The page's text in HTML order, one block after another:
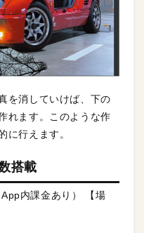
を消していけば、下の
れます。このような作
に行えます。
搭載
内課金あり） 【場